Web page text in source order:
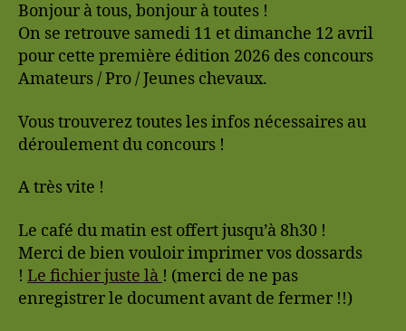
Bonjour à tous, bonjour à toutes !
On se retrouve samedi 11 et dimanche 12 avril
pour cette première édition 2026 des concours
Amateurs / Pro / Jeunes chevaux.
Vous trouverez toutes les infos nécessaires au
déroulement du concours !
A très vite !
Le café du matin est offert jusqu’à 8h30 !
Merci de bien vouloir imprimer vos dossards
! Le fichier juste là ! (merci de ne pas
enregistrer le document avant de fermer !!)